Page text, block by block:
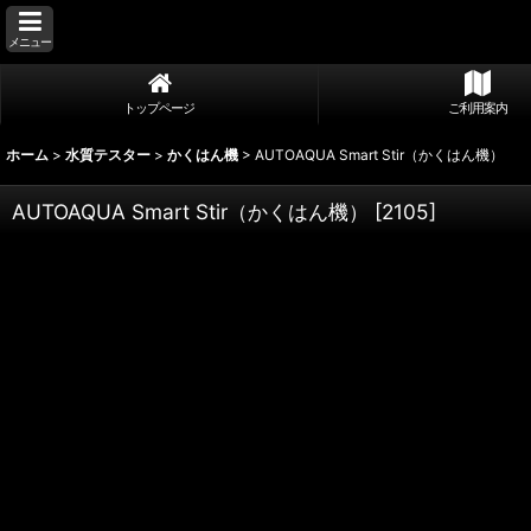
メニュー
トップページ ご利用案内
ホーム > 水質テスター > かくはん機 > AUTOAQUA Smart Stir（かくはん機）
AUTOAQUA Smart Stir（かくはん機） [2105]